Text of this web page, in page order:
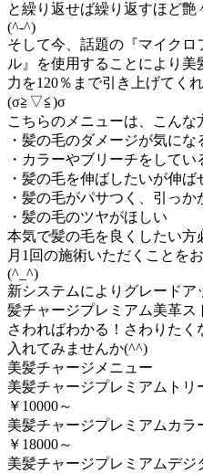
と繰り返せば繰り返すほど艶
(^-^)
そして今、話題の『マイクロ
ル』を使用することにより美
力を120％まで引き上げてく
(σ≧▽≦)σ
こちらのメニューは、こんな
・髪の毛のダメージが気にな
・カラーやブリーチをしてい
・髪の毛を伸ばしたいが伸ば
・髪の毛がパサつく、引っか
・髪の毛のツヤがほしい
本気で髪の毛を良くしたい方
月1回の施術いただくことを
(^_^)
新システムによりグレードア
髪チャージプレミアム美革ス
さわればわかる！さわりたく
入れてみませんか(^^)
美髪チャージメニュー
美髪チャージプレミアムト
￥10000～
美髪チャージプレミアムカラ
￥18000～
美髪チャージプレミアムデジ